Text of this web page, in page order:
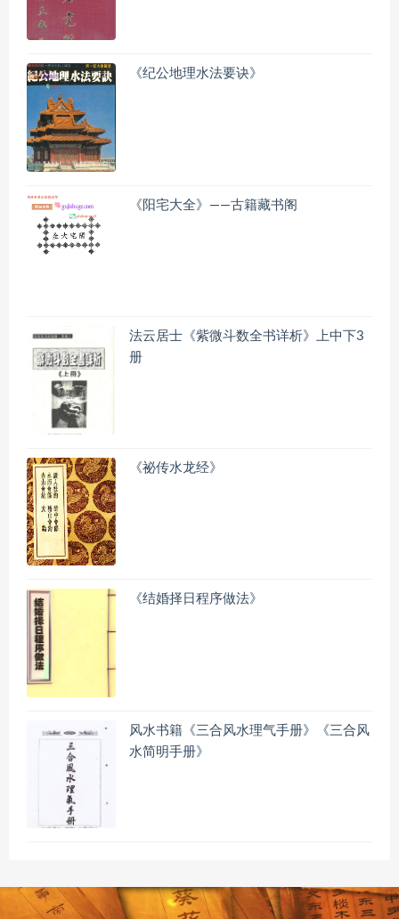
《纪公地理水法要诀》
《阳宅大全》——古籍藏书阁
法云居士《紫微斗数全书详析》上中下3
册
《祕传水龙经》
《结婚择日程序做法》
风水书籍《三合风水理气手册》《三合风
水简明手册》